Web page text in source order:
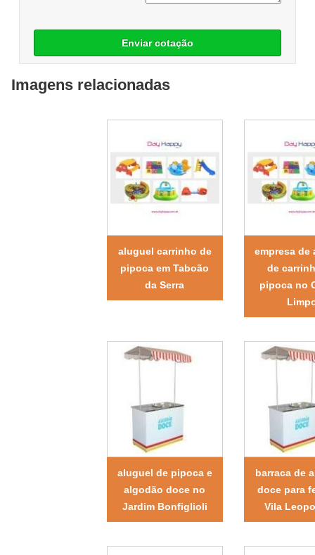
Enviar cotação
Imagens relacionadas
aluguel carrinho de
pipoca em Taboão
da Serra
empresa de
de
pipoca no
aluguel de pipoca e
algodão doce no
Jardim Bonfiglioli
barraca de
doce para
Vila